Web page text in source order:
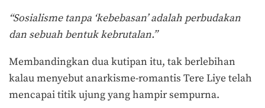
“Sosialisme tanpa ‘kebebasan’ adalah perbudakan
dan sebuah bentuk kebrutalan.”
Membandingkan dua kutipan itu, tak berlebihan
kalau menyebut anarkisme-romantis Tere Liye telah
mencapai titik ujung yang hampir sempurna.